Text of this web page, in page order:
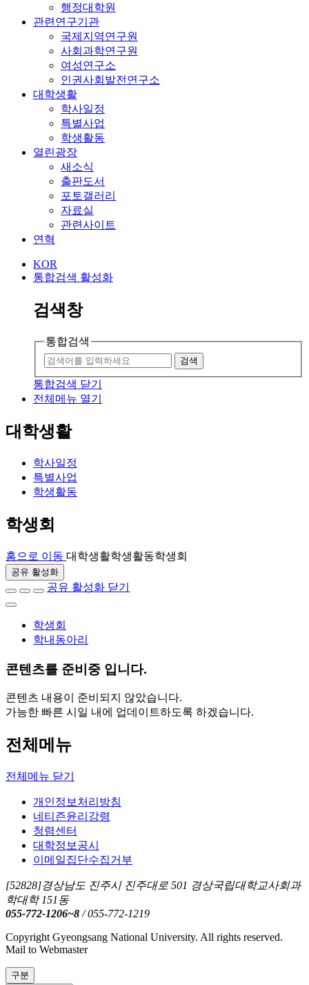
행정대학원
관련연구기관
국제지역연구원
사회과학연구원
여성연구소
인권사회발전연구소
대학생활
학사일정
특별사업
학생활동
열린광장
새소식
출판도서
포토갤러리
자료실
관련사이트
연혁
KOR
통합검색 활성화
검색창
통합검색
검색
통합검색 닫기
전체메뉴 열기
대학생활
학사일정
특별사업
학생활동
학생회
홈으로 이동 대학생활학생활동학생회
공유 활성화
공유 활성화 닫기
학생회
학내동아리
콘텐츠를 준비중 입니다.
콘텐츠 내용이 준비되지 않았습니다.
가능한 빠른 시일 내에 업데이트하도록 하겠습니다.
전체메뉴
전체메뉴 닫기
개인정보처리방침
네티즌윤리강령
청렴센터
대학정보공시
이메일집단수집거부
[52828]경상남도 진주시 진주대로 501 경상국립대학교사회과
학대학 151동
055-772-1206~8 / 055-772-1219
Copyright Gyeongsang National University. All rights reserved.
Mail to Webmaster
구분